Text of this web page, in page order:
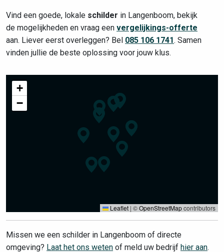
Vind een goede, lokale schilder in Langenboom, bekijk
de mogelijkheden en vraag een vergelijkings-offerte
aan. Liever eerst overleggen? Bel 085 106 1741. Samen
vinden jullie de beste oplossing voor jouw klus.
+
−
Leaflet | ©OpenStreetMapcontributors
Missen we een schilder in Langenboom of directe
omgeving? Laat het ons weten of meld uw bedrijf hier aan.